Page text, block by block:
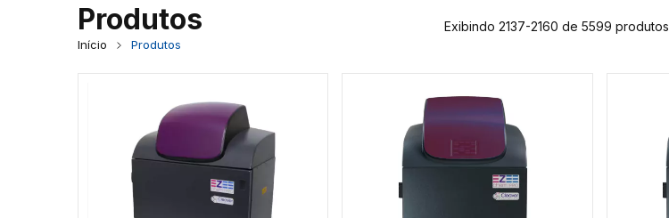
Produtos
Início Produtos
Exibindo 2137-2160 de 5599 produtos